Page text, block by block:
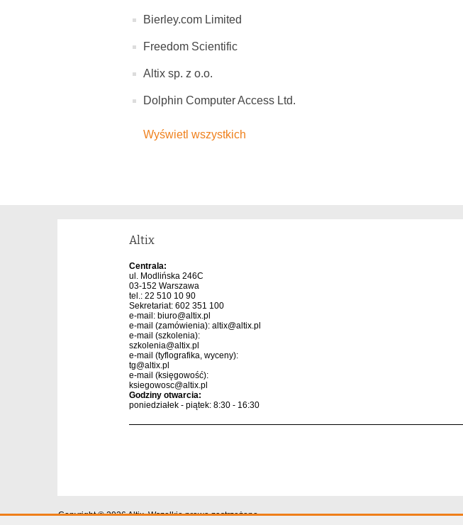
Bierley.com Limited
Freedom Scientific
Altix sp. z o.o.
Dolphin Computer Access Ltd.
Wyświetl wszystkich
Altix
Centrala:
ul. Modlińska 246C
03-152 Warszawa
tel.: 22 510 10 90
Sekretariat: 602 351 100
e-mail: biuro@altix.pl
e-mail (zamówienia): altix@altix.pl
e-mail (szkolenia):
szkolenia@altix.pl
e-mail (tyflografika, wyceny):
tg@altix.pl
e-mail (księgowość):
ksiegowosc@altix.pl
Godziny otwarcia:
poniedziałek - piątek: 8:30 - 16:30
Copyright © 2026 Altix. Wszelkie prawa zastrzeżone.